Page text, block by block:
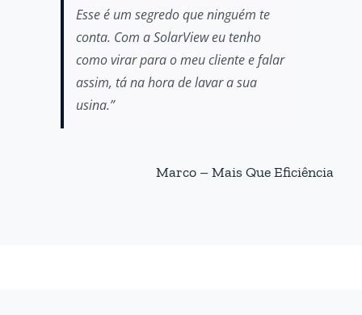
Esse é um segredo que ninguém te
conta. Com a SolarView eu tenho
como virar para o meu cliente e falar
assim, tá na hora de lavar a sua
usina.”
Marco – Mais Que Eficiência